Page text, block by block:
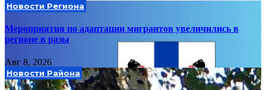
Новости Региона
Мероприятия по адаптации мигрантов увеличились в
регионе в разы
Авг 8, 2026
Новости Района